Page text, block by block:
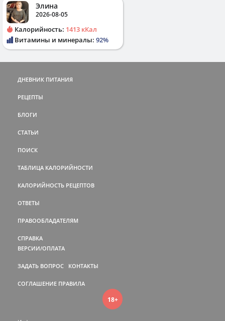
Элина
2026-08-05
Калорийность: 1413 кКал
Витамины и минералы: 92%
ДНЕВНИК ПИТАНИЯ
РЕЦЕПТЫ
БЛОГИ
СТАТЬИ
ПОИСК
ТАБЛИЦА КАЛОРИЙНОСТИ
КАЛОРИЙНОСТЬ РЕЦЕПТОВ
ОТВЕТЫ
ПРАВООБЛАДАТЕЛЯМ
СПРАВКА
ВЕРСИИ/ОПЛАТА
ЗАДАТЬ ВОПРОС КОНТАКТЫ
СОГЛАШЕНИЕ ПРАВИЛА
18+